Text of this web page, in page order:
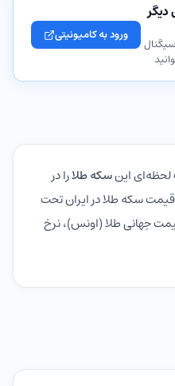
ورود به کامیونیتی
اینسکه طلارا در
سکه طلا در ایران تحت
جهانی طلا (اونس)، نرخ